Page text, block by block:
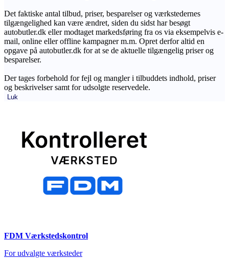
Det faktiske antal tilbud, priser, besparelser og værkstedernes
tilgængelighed kan være ændret, siden du sidst har besøgt
autobutler.dk eller modtaget markedsføring fra os via eksempelvis e-
mail, online eller offline kampagner m.m. Opret derfor altid en
opgave på autobutler.dk for at se de aktuelle tilgængelig priser og
besparelser.
Der tages forbehold for fejl og mangler i tilbuddets indhold, priser
og beskrivelser samt for udsolgte reservedele.
Luk
FDM Værkstedskontrol
For udvalgte værksteder